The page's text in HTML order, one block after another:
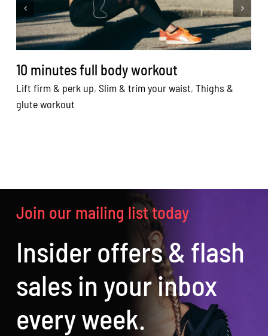
10 minutes full body workout
Lift firm & perk up,Slim & trim your waist,Thighs &
glute workout
Join our mailing list today
Insider offers & flash
sales in your inbox
every week.